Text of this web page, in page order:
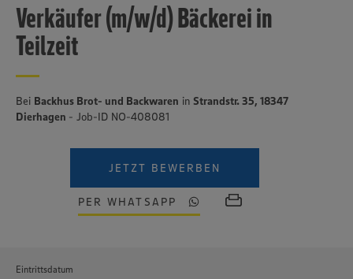
Verkäufer (m/w/d) Bäckerei in
Teilzeit
Bei Backhus Brot- und Backwaren in Strandstr. 35, 18347
Dierhagen - Job-ID NO-408081
JETZT BEWERBEN
PER WHATSAPP
Eintrittsdatum